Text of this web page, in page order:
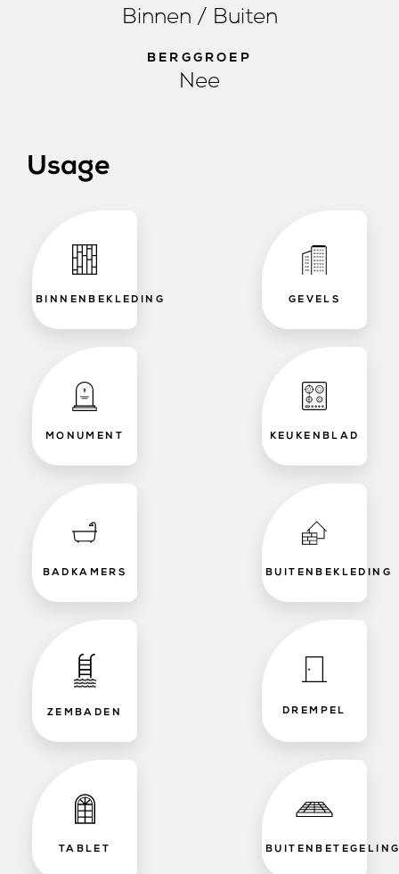
Binnen / Buiten
BERGGROEP
Nee
Usage
BINNENBEKLEDING GEVELS
MONUMENT KEUKENBLAD
BADKAMERS BUITENBEKLEDING
ZEMBADEN DREMPEL
TABLET